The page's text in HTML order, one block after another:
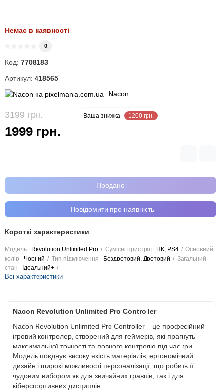
Немає в наявності
0
Код: 7708183
Артикул: 418565
Nacon
3199 грн. Ваша знижка 1200 грн.
1999 грн.
Продано
Повідомити про наявність
Короткі характеристики
Модель Revolution Unlimited Pro Сумісні пристрої ПК, PS4
Основний
колір
Чорний Тип підключення Бездротовий, Дротовий
Загальний
стан
Ідеальний+
Всі характеристики
Nacon Revolution Unlimited Pro Controller
Nacon Revolution Unlimited Pro Controller – це професійний
ігровий контролер, створений для геймерів, які прагнуть
максимальної точності та повного контролю під час гри.
Модель поєднує високу якість матеріалів, ергономічний
дизайн і широкі можливості персоналізації, що робить її
чудовим вибором як для звичайних гравців, так і для
кіберспортивних дисциплін.